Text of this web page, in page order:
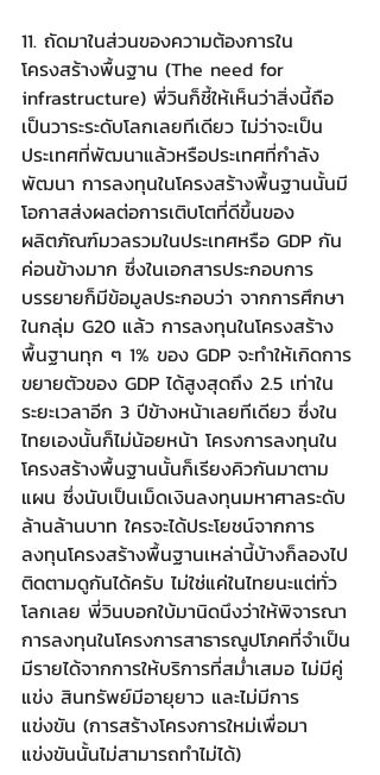
11. ถัดมาในส่วนของความต้องการใน
โครงสร้างพื้นฐาน (The need for
infrastructure) พี่วินก็ชี้ให้เห็นว่าสิ่งนี้ถือ
เป็นวาระระดับโลกเลยทีเดียว ไม่ว่าจะเป็น
ประเทศที่พัฒนาแล้วหรือประเทศที่กำลัง
พัฒนา การลงทุนในโครงสร้างพื้นฐานนั้นมี
โอกาสส่งผลต่อการเติบโตที่ดีขึ้นของ
ผลิตภัณฑ์มวลรวมในประเทศหรือ GDP กัน
ค่อนข้างมาก ซึ่งในเอกสารประกอบการ
บรรยายก็มีข้อมูลประกอบว่า จากการศึกษา
ในกลุ่ม G20 แล้ว การลงทุนในโครงสร้าง
พื้นฐานทุก ๆ 1% ของ GDP จะทำให้เกิดการ
ขยายตัวของ GDP ได้สูงสุดถึง 2.5 เท่าใน
ระยะเวลาอีก 3 ปีข้างหน้าเลยทีเดียว ซึ่งใน
ไทยเองนั้นก็ไม่น้อยหน้า โครงการลงทุนใน
โครงสร้างพื้นฐานนั้นก็เรียงคิวกันมาตาม
แผน ซึ่งนับเป็นเม็ดเงินลงทุนมหาศาลระดับ
ล้านล้านบาท ใครจะได้ประโยชน์จากการ
ลงทุนโครงสร้างพื้นฐานเหล่านี้บ้างก็ลองไป
ติดตามดูกันได้ครับ ไม่ใช่แค่ในไทยนะแต่ทั่ว
โลกเลย พี่วินบอกใบ้มานิดนึงว่าให้พิจารณา
การลงทุนในโครงการสาธารณูปโภคที่จำเป็น
มีรายได้จากการให้บริการที่สม่ำเสมอ ไม่มีคู่
แข่ง สินทรัพย์มีอายุยาว และไม่มีการ
แข่งขัน (การสร้างโครงการใหม่เพื่อมา
แข่งขันนั้นไม่สามารถทำไม่ได้)